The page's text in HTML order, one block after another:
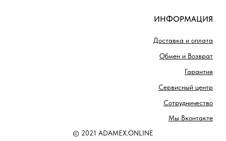
Доставка и оплата
Обмен и Возврат
Гарантия
Сервисный центр
Сотрудничество
ИНФОРМАЦИЯ
Мы Вконтакте
© 2021 ADAMEX.ONLINE